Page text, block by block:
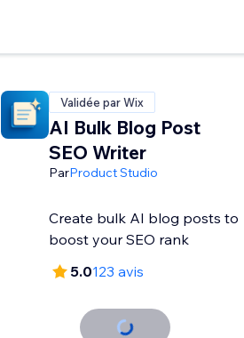
Validée par Wix
AI Bulk Blog Post
SEO Writer
ParProduct Studio
Create bulk AI blog posts to
boost your SEO rank
5.0123 avis